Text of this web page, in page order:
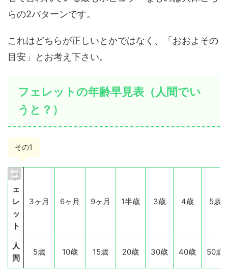
らの2パターンです。
これはどちらが正しいとかではなく、「おおよその
目安」とお考え下さい。
フェレットの年齢早見表（人間でい
うと？）
その1
フ
ェ
レ
ッ
ト
3ヶ月 6ヶ月 9ヶ月 1半歳 3歳 4歳 5歳
人
間
5歳 10歳 15歳 20歳 30歳 40歳 50歳